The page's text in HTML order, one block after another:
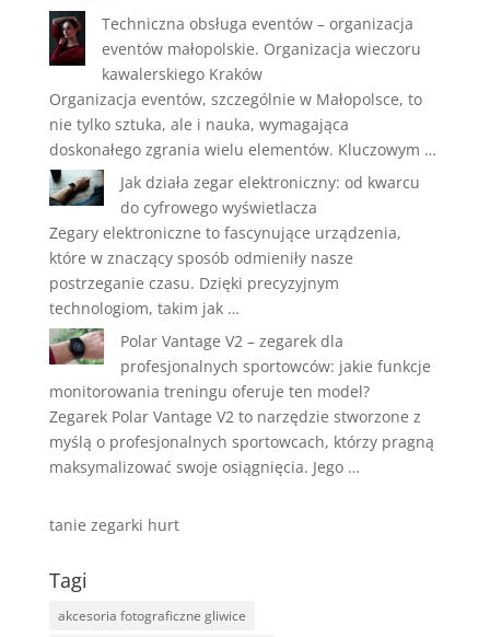
Techniczna obsługa eventów – organizacja
eventów małopolskie. Organizacja wieczoru
kawalerskiego Kraków
Organizacja eventów, szczególnie w Małopolsce, to
nie tylko sztuka, ale i nauka, wymagająca
doskonałego zgrania wielu elementów. Kluczowym …
Jak działa zegar elektroniczny: od kwarcu
do cyfrowego wyświetlacza
Zegary elektroniczne to fascynujące urządzenia,
które w znaczący sposób odmieniły nasze
postrzeganie czasu. Dzięki precyzyjnym
technologiom, takim jak …
Polar Vantage V2 – zegarek dla
profesjonalnych sportowców: jakie funkcje
monitorowania treningu oferuje ten model?
Zegarek Polar Vantage V2 to narzędzie stworzone z
myślą o profesjonalnych sportowcach, którzy pragną
maksymalizować swoje osiągnięcia. Jego …
tanie zegarki hurt
Tagi
akcesoria fotograficzne gliwice